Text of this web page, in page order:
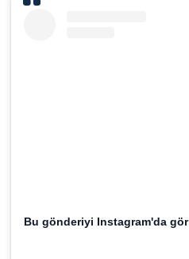
Bu gönderiyi Instagram'da gör
Gündem-Eğitim